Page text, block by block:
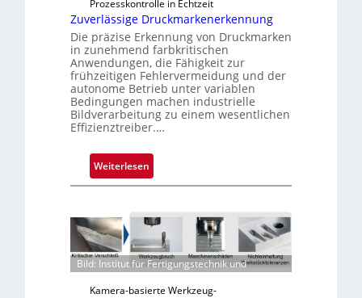
s
Prozesskontrolle in Echtzeit
Zuverlässige Druckmarkenerkennung
Die präzise Erkennung von Druckmarken
in zunehmend farbkritischen
Anwendungen, die Fähigkeit zur
frühzeitigen Fehlervermeidung und der
autonome Betrieb unter variablen
Bedingungen machen industrielle
Bildverarbeitung zu einem wesentlichen
Effizienztreiber.…
Weiterlesen:
Z
v
r
l
Bild: Institut für Fertigungstechnik und
Kamera-basierte Werkzeug-